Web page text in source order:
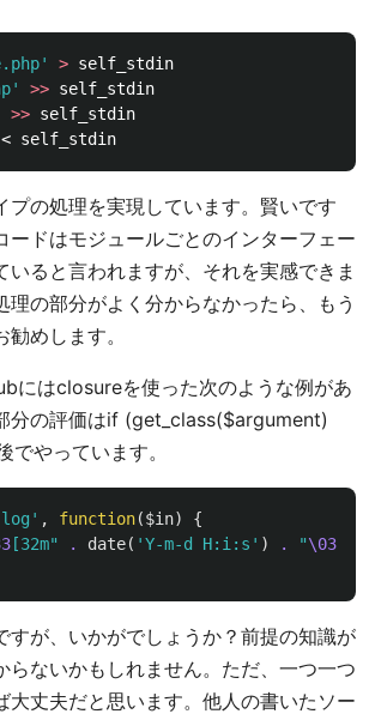
>
>>
>>
プの処理を実現しています。賢いです
ードはモジュールごとのインターフェー
いると言われますが、それを実感できま
理の部分がよく分からなかったら、もう
めします。
にはclosureを使った次のような例があ
分の評価はif (get_class($argument)
やっています。
, function($in)
{
[32m" . date( 'Y-m-d H:i:s' ) . "\033
すが、いかがでしょうか？前提の知識が
らないかもしれません。ただ、一つ一つ
大丈夫だと思います。他人の書いたソー